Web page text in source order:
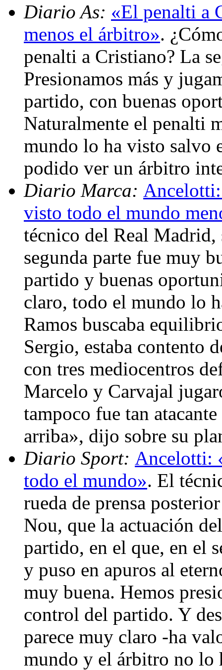
Diario As: «El penalti a
menos el árbitro».
penalti a Cristiano? La
Presionamos más y
partido, con buenas
Naturalmente el penalti
mundo lo ha visto salvo
podido ver un árbitro
Diario Marca:
visto todo el mundo
técnico del Real
segunda parte fue muy
partido y buenas
claro, todo el mundo lo
Ramos buscaba
Sergio, estaba contento
con tres mediocentros
Marcelo y Carvajal
tampoco fue tan
arriba», dijo sobre su
Diario Sport: Ancelotti:
todo el mundo». El
rueda de prensa
Nou, que la actuación
partido, en el que, en el
y puso en apuros al
muy buena. Hemos
control del partido. Y
parece muy claro -ha
mundo y el árbitro no lo